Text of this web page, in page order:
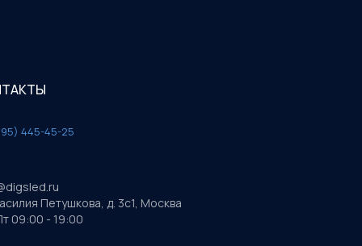
445-45-25
Петушкова, д. 3с1, Москва
09:00 - 19:00